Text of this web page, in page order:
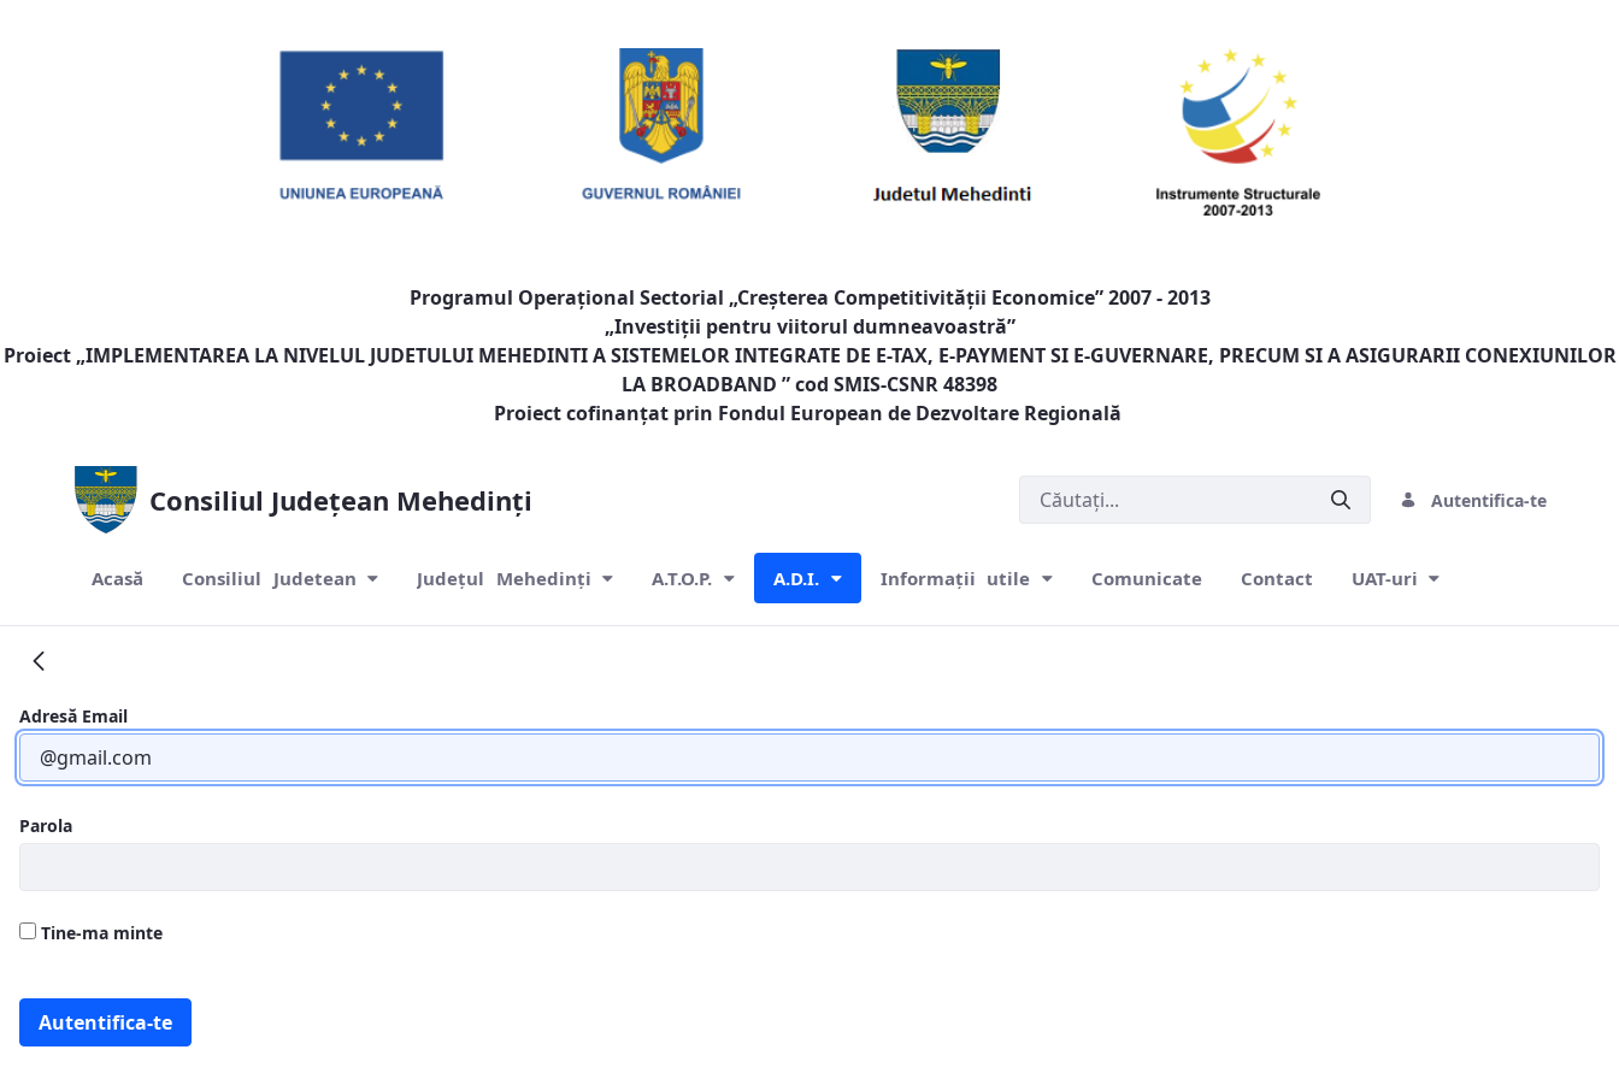
Programul Operaţional Sectorial „Creşterea Competitivităţii Economice” 2007 - 2013
„Investiţii pentru viitorul dumneavoastră”
Proiect „IMPLEMENTAREA LA NIVELUL JUDETULUI MEHEDINTI A SISTEMELOR INTEGRATE DE E-TAX, E-PAYMENT SI E-GUVERNARE, PRECUM SI A ASIGURARII CONEXIUNILOR
LA BROADBAND ” cod SMIS-CSNR 48398
Proiect cofinanţat prin Fondul European de Dezvoltare Regională
Consiliul Județean Mehedinți Autentifica-te
Acasă Consiliul Judetean Județul Mehedinți A.T.O.P. A.D.I. Informații utile Comunicate Contact UAT-uri
Adresă Email
Parola
Tine-ma minte
Autentifica-te